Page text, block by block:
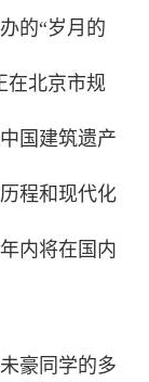
的“岁月的
在北京市规
国建筑遗产
程和现代化
内将在国内
豪同学的多